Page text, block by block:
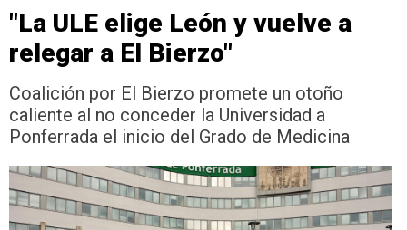
"La ULE elige León y vuelve a
relegar a El Bierzo"
Coalición por El Bierzo promete un otoño
caliente al no conceder la Universidad a
Ponferrada el inicio del Grado de Medicina